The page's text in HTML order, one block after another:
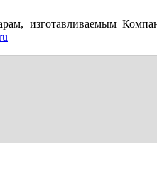
изготавливаемым